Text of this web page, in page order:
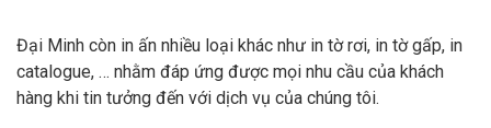
Đại Minh còn in ấn nhiều loại khác như in tờ rơi, in tờ gấp, in
catalogue, … nhằm đáp ứng được mọi nhu cầu của khách
hàng khi tin tưởng đến với dịch vụ của chúng tôi.